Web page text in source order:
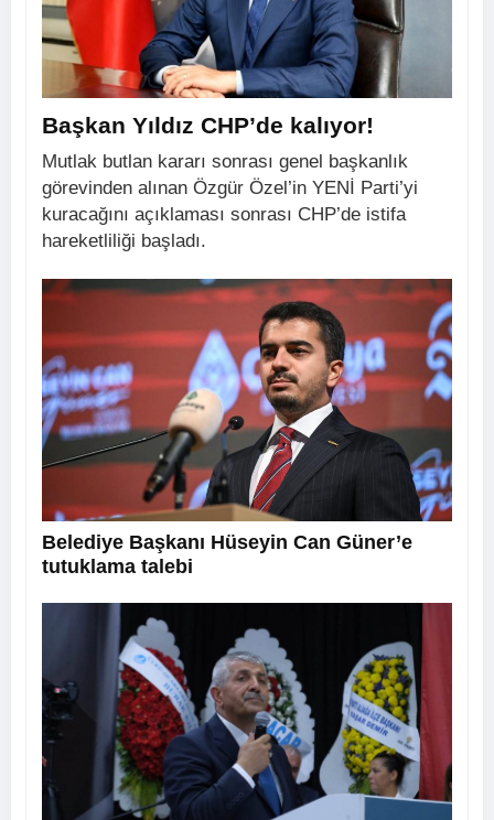
Başkan Yıldız CHP’de kalıyor!
Mutlak butlan kararı sonrası genel başkanlık
görevinden alınan Özgür Özel’in YENİ Parti’yi
kuracağını açıklaması sonrası CHP’de istifa
hareketliliği başladı.
Belediye Başkanı Hüseyin Can Güner’e
tutuklama talebi